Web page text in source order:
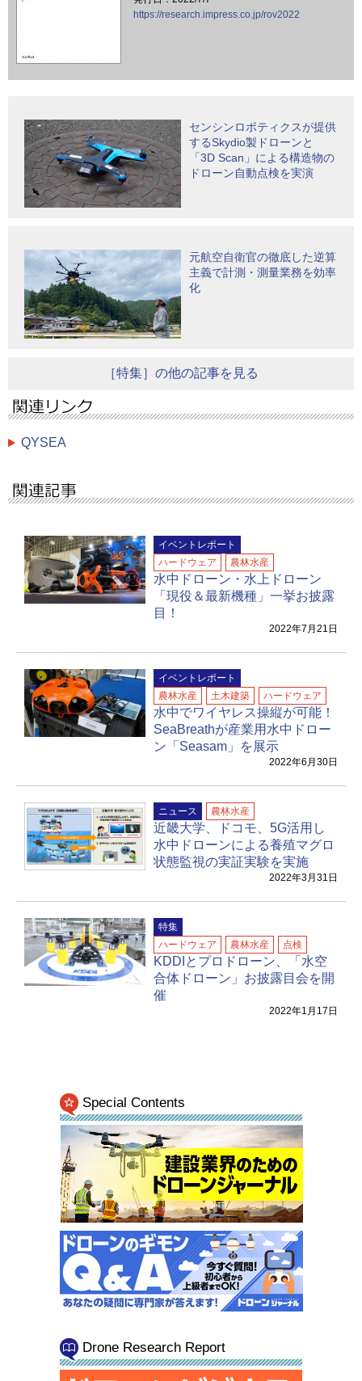
https://research.impress.co.jp/rov2022
センシンロボティクスが提供
するSkydio製ドローンと
「3D Scan」による構造物の
ドローン自動点検を実演
元航空自衛官の徹底した逆算
主義で計測・測量業務を効率
化
［特集］の他の記事を見る
QYSEA
イベントレポート
ハードウェア
農林水産
水中ドローン・水上ドローン
「現役＆最新機種」一挙お披露
目！
2022年7月21日
イベントレポート
農林水産
土木建築 ハードウェア
水中でワイヤレス操縦が可能！
SeaBreathが産業用水中ドロー
ン「Seasam」を展示
2022年6月30日
ニュース 農林水産
近畿大学、ドコモ、5G活用し
水中ドローンによる養殖マグロ
状態監視の実証実験を実施
2022年3月31日
特集
ハードウェア
農林水産 点検
KDDIとプロドローン、「水空
合体ドローン」お披露目会を開
催
2022年1月17日
Special Contents
Drone Research Report